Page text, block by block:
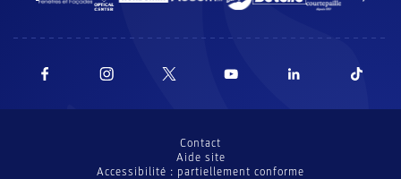
Contact
Aide site
Accessibilité : partiellement conforme